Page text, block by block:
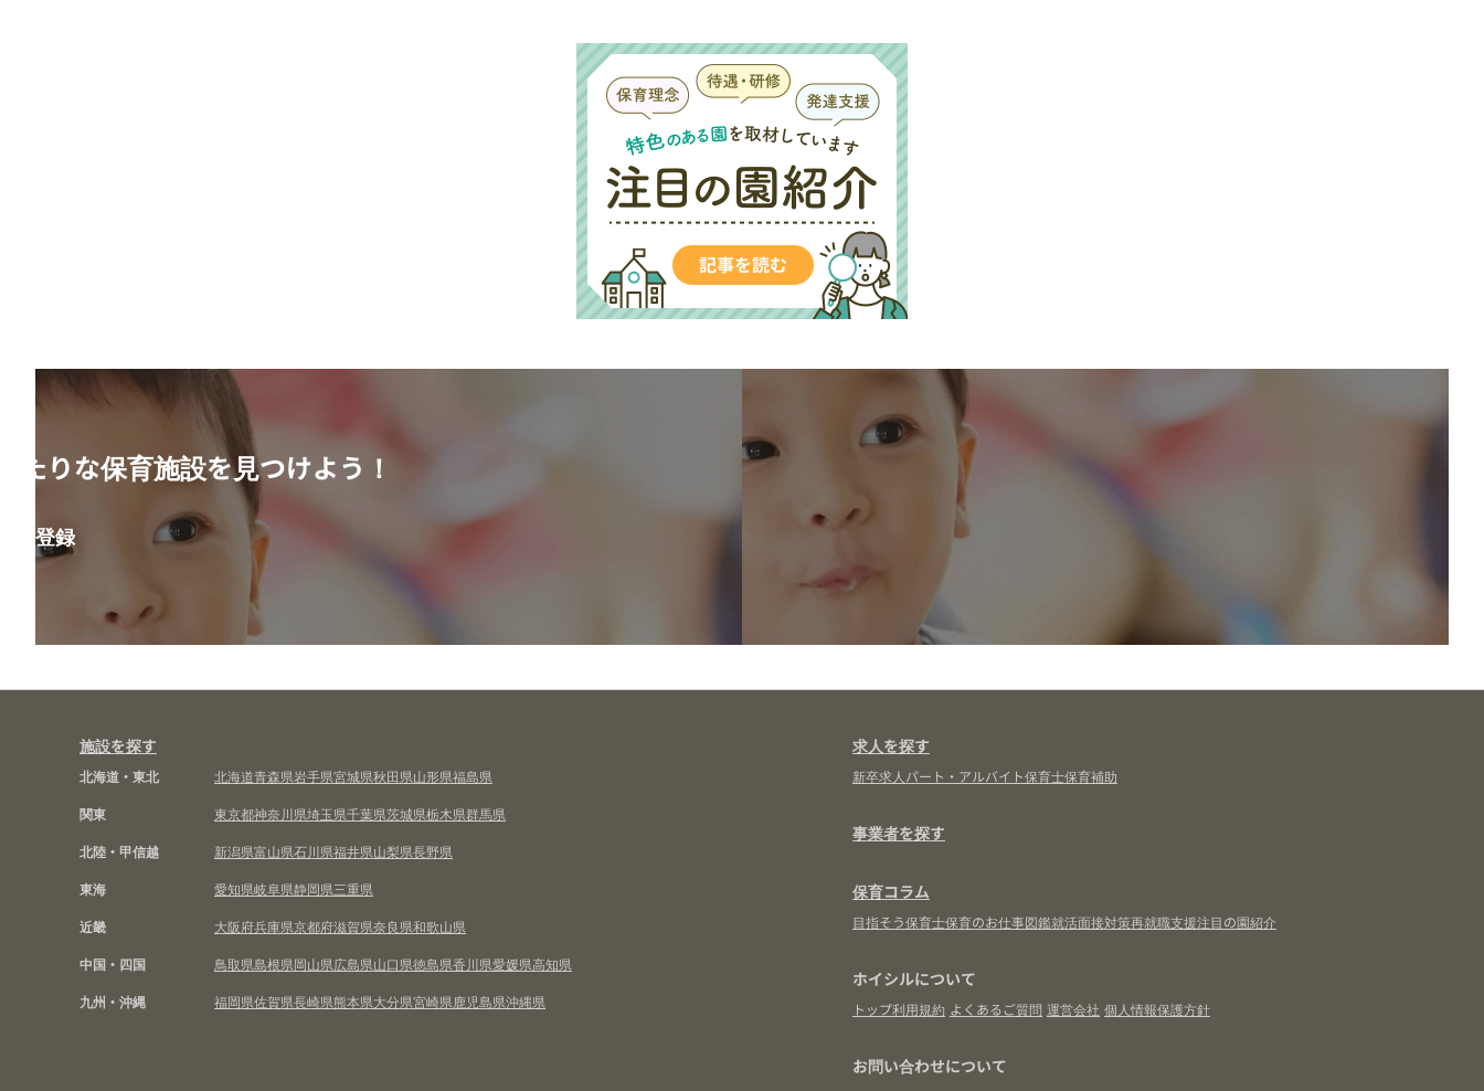
たりな保育施設を見つけよう！
員登録
施設を探す
北海道・東北 北海道青森県岩手県宮城県秋田県山形県福島県
関東
東京都神奈川県埼玉県千葉県茨城県栃木県群馬県
北陸・甲信越
新潟県富山県石川県福井県山梨県長野県
東海
愛知県岐阜県静岡県三重県
近畿
大阪府兵庫県京都府滋賀県奈良県和歌山県
中国・四国
鳥取県島根県岡山県広島県山口県徳島県香川県愛媛県高知県
九州・沖縄
福岡県佐賀県長崎県熊本県大分県宮崎県鹿児島県沖縄県
求人を探す
新卒求人 パート・アルバイト保育士保育補助
事業者を探す
保育コラム
目指そう保育士保育のお仕事図鑑就活面接対策再就職支援注目の園紹介
ホイシルについて
トップ利用規約 よくあるご質問 運営会社 個人情報保護方針
お問い合わせについて